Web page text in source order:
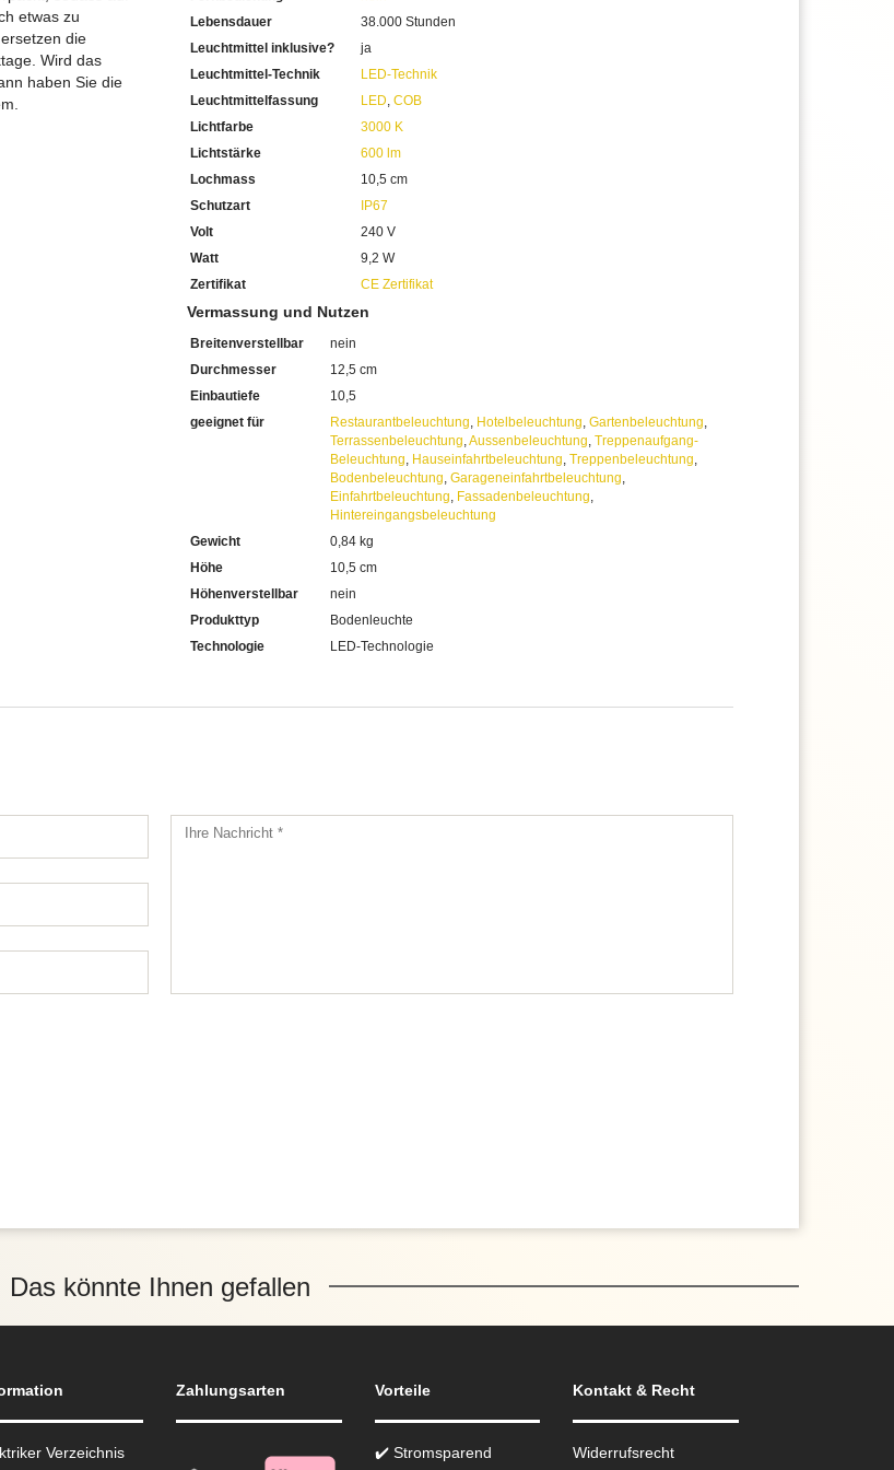
etwas zu
die
Wird das
haben Sie die
Lebensdauer
38.000 Stunden
Leuchtmittel inklusive?
ja
Leuchtmittel-Technik
LED-Technik
Leuchtmittelfassung
LED, COB
Lichtfarbe
3000 K
Lichtstärke
600 lm
Lochmass
10,5 cm
Schutzart
IP67
Volt
240 V
Watt
9,2 W
Zertifikat
CE Zertifikat
Vermassung und Nutzen
Breitenverstellbar
nein
Durchmesser
12,5 cm
Einbautiefe
10,5
geeignet für
Restaurantbeleuchtung, Hotelbeleuchtung, Gartenbeleuchtung,
Terrassenbeleuchtung,Aussenbeleuchtung, Treppenaufgang-
Beleuchtung, Hauseinfahrtbeleuchtung, Treppenbeleuchtung,
Bodenbeleuchtung, Garageneinfahrtbeleuchtung,
Einfahrtbeleuchtung, Fassadenbeleuchtung,
Hintereingangsbeleuchtung
Gewicht
0,84 kg
Höhe
10,5 cm
Höhenverstellbar
nein
Produkttyp
Bodenleuchte
Technologie
LED-Technologie
Das könnte Ihnen gefallen
Verzeichnis
Zahlungsarten Vorteile
✔️ Stromsparend
Kontakt & Recht
Widerrufsrecht